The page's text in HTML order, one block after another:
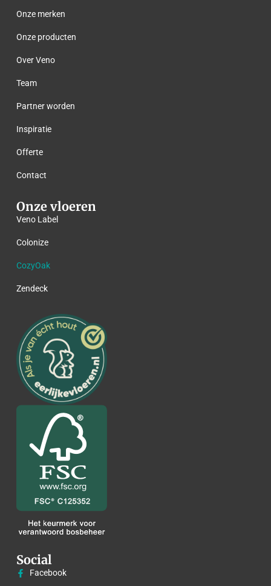
Onze merken
Onze producten
Over Veno
Team
Partner worden
Inspiratie
Offerte
Contact
Onze vloeren
Veno Label
Colonize
CozyOak
Zendeck
Social
Facebook